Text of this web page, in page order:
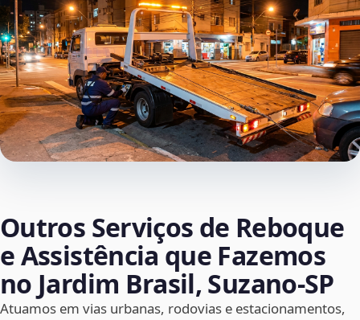
Outros Serviços de Reboque
e Assistência que Fazemos
no Jardim Brasil, Suzano‑SP
Atuamos em vias urbanas, rodovias e estacionamentos,